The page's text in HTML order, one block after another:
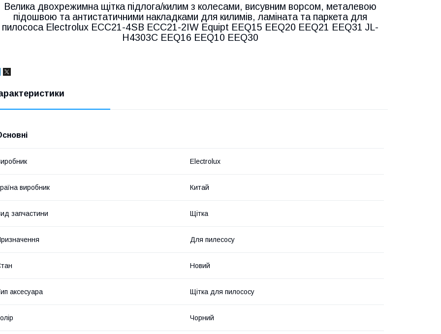
Велика двохрежимна щітка підлога/килим з колесами, висувним ворсом, металевою
підошвою та антистатичними накладками для килимів, ламіната та паркета для
пилососа Electrolux ECC21-4SB ECC21-2IW Equipt EEQ15 EEQ20 EEQ21 EEQ31 JL-
H4303C EEQ16 EEQ10 EEQ30
Electrolux
виробник Китай
запчастини Щітка
Для пилесосу
Новий
аксесуара Щітка для пилососу
Чорний